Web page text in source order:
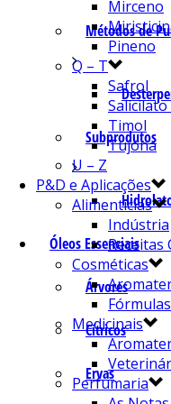
Métodos de
Subprodutos
Óleos Essenciais
Árvores
Cítricos
Ervas
Mirceno
Pineno
Q – T
Safrol
Timol
Tujona
U – Z
P&D e Aplicações
Alimentícias
Indústria
Receitas
Cosméticas
Medicinais
Perfumaria